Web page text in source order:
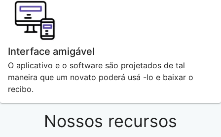
Interface amigável
O aplicativo e o software são projetados de tal
maneira que um novato poderá usá -lo e baixar o
recibo.
Nossos recursos